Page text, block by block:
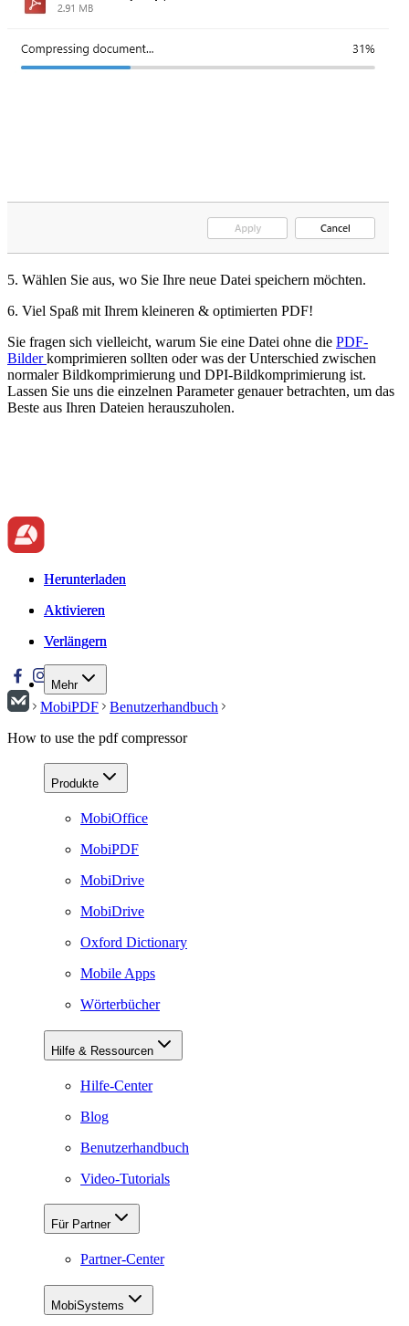
5. Wählen Sie aus, wo Sie Ihre neue Datei speichern möchten.
6. Viel Spaß mit Ihrem kleineren & optimierten PDF!
Sie fragen sich vielleicht, warum Sie eine Datei ohne die PDF-
Bilderkomprimieren sollten oder was der Unterschied zwischen
normaler Bildkomprimierung und DPI-Bildkomprimierung ist.
Lassen Sie uns die einzelnen Parameter genauer betrachten, um das
Beste aus Ihren Dateien herauszuholen.
Herunterladen
Aktivieren
Verlängern
Mehr
Herunterladen
Aktivieren
Verlängern
MobiPDF
Benutzerhandbuch
How to use the pdf compressor
Produkte
MobiOffice
MobiPDF
MobiDrive
MobiDrive
Oxford Dictionary
Mobile Apps
Wörterbücher
Hilfe & Ressourcen
Hilfe-Center
Blog
Benutzerhandbuch
Video-Tutorials
Für Partner
Partner-Center
MobiSystems